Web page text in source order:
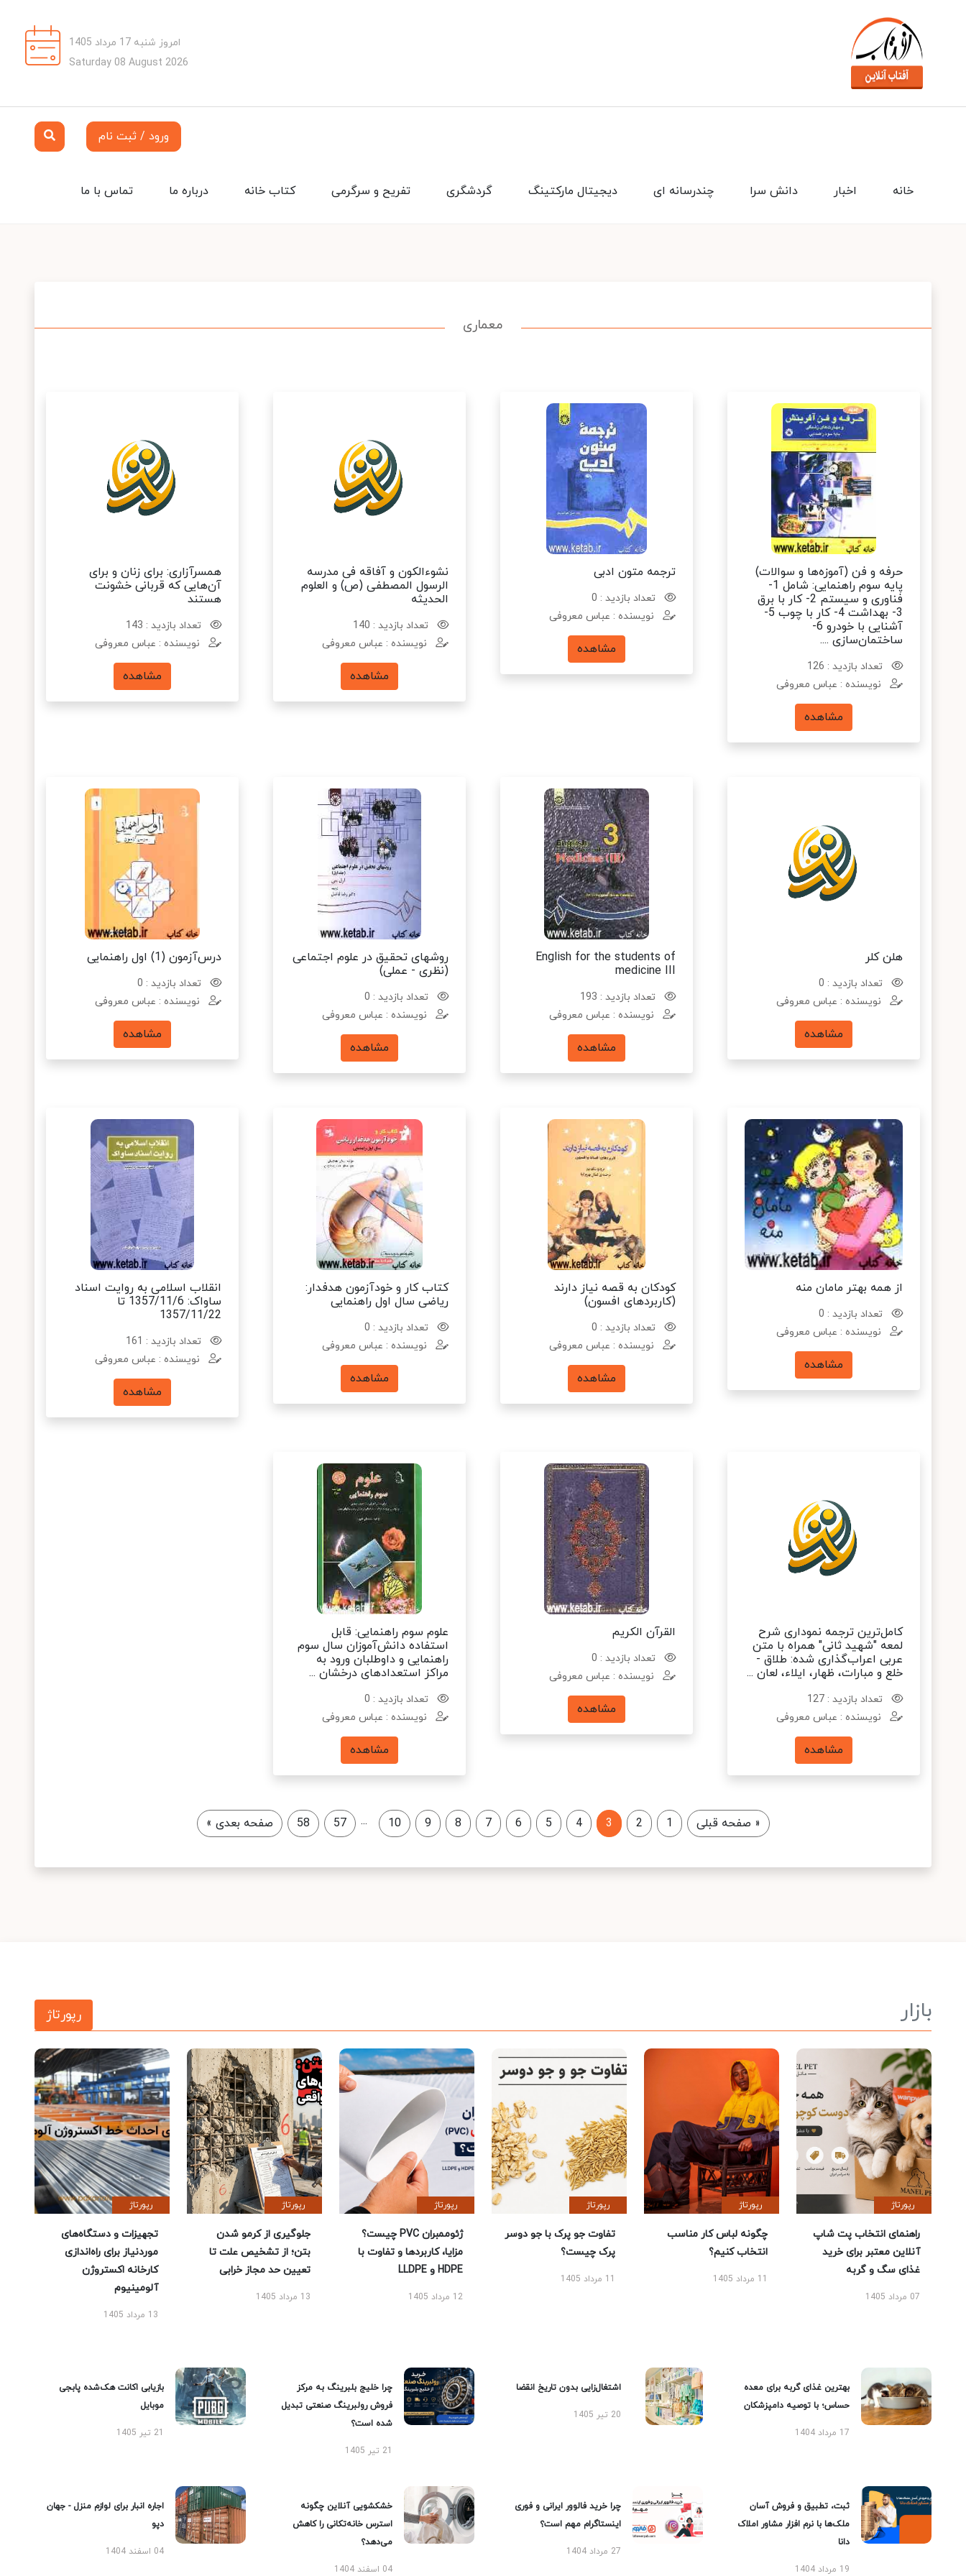
امروز شنبه 17 مرداد 1405
Saturday 08 August 2026
ورود / ثبت نام
تماس با ما درباره ما کتاب خانه تفریح و سرگرمی گردشگری دیجیتال مارکتینگ چندرسانه ای دانش سرا اخبار خانه
معماری
حرفه ‌و فن (آموزه‌ها و سوالات)
پایه سوم راهنمایی: شامل 1-
فناوری و سیستم 2- کار با برق
3- بهداشت 4- کار با چوب 5-
آشنایی با خودرو 6-
ساختمان‌سازی ....
تعداد بازدید : 126
نویسنده : عباس معروفی
مشاهده
ترجمه متون ادبی
تعداد بازدید : 0
نویسنده : عباس معروفی
مشاهده
نشوءالکون و آفاقه فی مدرسه
الرسول المصطفی (ص) و العلوم
الحدیثه
تعداد بازدید : 140
نویسنده : عباس معروفی
مشاهده
همسرآزاری: برای زنان و برای
آن‌هایی که قربانی خشونت
هستند
تعداد بازدید : 143
نویسنده : عباس معروفی
مشاهده
هلن کلر
تعداد بازدید : 0
نویسنده : عباس معروفی
مشاهده
English for the students of
medicine III
تعداد بازدید : 193
نویسنده : عباس معروفی
مشاهده
روشهای تحقیق در علوم اجتماعی
(نظری - عملی)
تعداد بازدید : 0
نویسنده : عباس معروفی
مشاهده
درس‌آزمون (1) اول راهنمایی
تعداد بازدید : 0
نویسنده : عباس معروفی
مشاهده
از همه بهتر مامان منه
تعداد بازدید : 0
نویسنده : عباس معروفی
مشاهده
کودکان به قصه نیاز دارند
(کاربردهای افسون)
تعداد بازدید : 0
نویسنده : عباس معروفی
مشاهده
کتاب کار و خودآزمون هدفدار:
ریاضی سال اول راهنمایی
تعداد بازدید : 0
نویسنده : عباس معروفی
مشاهده
انقلاب اسلامی به روایت اسناد
ساواک: 1357/11/6 تا
1357/11/22
تعداد بازدید : 161
نویسنده : عباس معروفی
مشاهده
کامل‌ترین ترجمه نموداری شرح
لمعه "شهید ثانی" همراه با متن
عربی اعراب‌گذاری شده: طلاق -
خلع و مبارات، ظهار، ایلاء، لعان ...
تعداد بازدید : 127
نویسنده : عباس معروفی
مشاهده
القرآن الکریم
تعداد بازدید : 0
نویسنده : عباس معروفی
مشاهده
علوم سوم راهنمایی: قابل
استفاده دانش‌آموزان سال سوم
راهنمایی و داوطلبان ورود به
مراکز استعدادهای درخشان ...
تعداد بازدید : 0
نویسنده : عباس معروفی
مشاهده
« صفحه قبلی 1
2
3
4
5
6
7
8
9
10
...
57
58 صفحه بعدی »
بازار رپورتاژ
رپورتاژ
راهنمای انتخاب پت شاپ
آنلاین معتبر برای خرید
غذای سگ و گربه
07 مرداد 1405
رپورتاژ
چگونه لباس کار مناسب
انتخاب کنیم؟
11 مرداد 1405
رپورتاژ
تفاوت جو پرک با جو دوسر
پرک چیست؟
11 مرداد 1405
رپورتاژ
ژئوممبران PVC چیست؟
مزایا، کاربردها و تفاوت با
HDPE و LLDPE
12 مرداد 1405
رپورتاژ
جلوگیری از کرمو شدن
بتن؛ از تشخیص علت تا
تعیین حد مجاز خرابی
13 مرداد 1405
رپورتاژ
تجهیزات و دستگاه‌های
موردنیاز برای راه‌اندازی
کارخانه اکستروژن
آلومینیوم
13 مرداد 1405
بهترین غذای گربه برای معده
حساس؛ با توصیه دامپزشکان
17 مرداد 1404
اشتغال‌زایی بدون تاریخ انقضا
20 تیر 1405
چرا خلیج بلبرینگ به مرکز
فروش رولبرینگ صنعتی تبدیل
شده است؟
21 تیر 1405
بازیابی اکانت هک‌شده پابجی
موبایل
21 تیر 1405
ثبت، تطبیق و فروش آسان
ملک‌ها با نرم افزار مشاور املاک
دانا
19 مرداد 1404
چرا خرید فالوور ایرانی و فوری
اینستاگرام مهم است؟
27 مرداد 1404
خشکشویی آنلاین چگونه
استرس خانه‌تکانی را کاهش
می‌دهد؟
04 اسفند 1404
اجاره انبار برای لوازم منزل - جهان
دپو
04 اسفند 1404